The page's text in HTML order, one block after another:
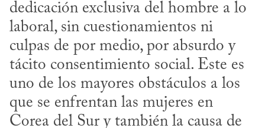
dedicación exclusiva del hombre a lo
laboral, sin cuestionamientos ni
culpas de por medio, por absurdo y
tácito consentimiento social. Este es
uno de los mayores obstáculos a los
que se enfrentan las mujeres en
Corea del Sur y también la causa de